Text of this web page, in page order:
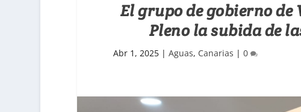
El grupo de gobierno
Pleno la subida de
Abr 1, 2025| Aguas, Canarias | 0